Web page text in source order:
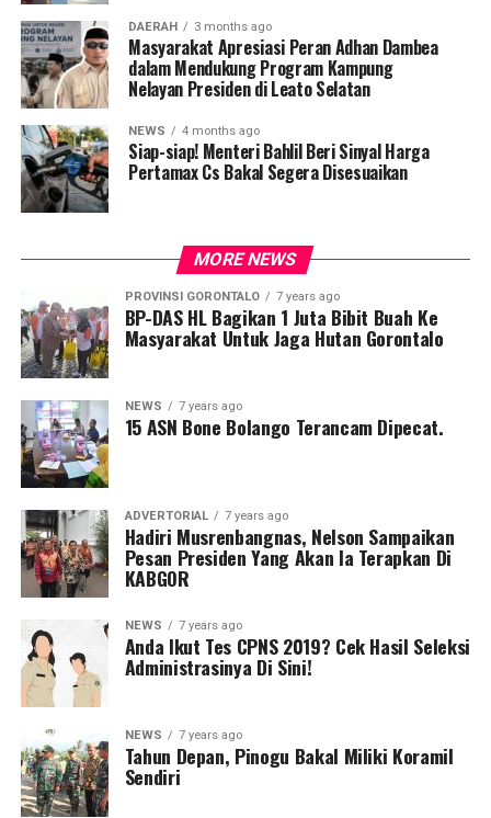
DAERAH 3 months ago
Masyarakat Apresiasi Peran Adhan Dambea
dalam Mendukung Program Kampung
Nelayan Presiden di Leato Selatan
NEWS 4 months ago
Siap-siap! Menteri Bahlil Beri Sinyal Harga
Pertamax Cs Bakal Segera Disesuaikan
MORE NEWS
PROVINSI GORONTALO 7 years ago
BP-DAS HL Bagikan 1 Juta Bibit Buah Ke
Masyarakat Untuk Jaga Hutan Gorontalo
NEWS 7 years ago
15 ASN Bone Bolango Terancam Dipecat.
ADVERTORIAL 7 years ago
Hadiri Musrenbangnas, Nelson Sampaikan
Pesan Presiden Yang Akan Ia Terapkan Di
KABGOR
NEWS 7 years ago
Anda Ikut Tes CPNS 2019? Cek Hasil Seleksi
Administrasinya Di Sini!
NEWS 7 years ago
Tahun Depan, Pinogu Bakal Miliki Koramil
Sendiri